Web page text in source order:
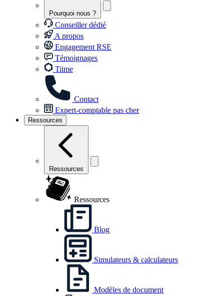
Pourquoi nous ?
Conseiller dédié
A propos
Engagement RSE
Témoignages
Tiime
Contact
Expert-comptable pas cher
Ressources
Ressources
Ressources
Blog
Simulateurs & calculateurs
Modèles de document